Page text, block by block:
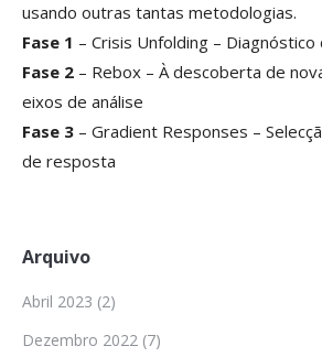
usando outras tantas metodologias.
Fase 1 – Crisis Unfolding – Diagnóstico
Fase 2 – Rebox – À descoberta de
eixos de análise
Fase 3 – Gradient Responses –
de resposta
Arquivo
Abril 2023 (2)
Dezembro 2022 (7)